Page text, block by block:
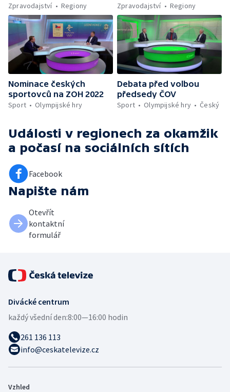
Zpravodajství
Regiony
Zpravodajství
Regiony
Nominace českých
sportovců na ZOH 2022
Sport
Olympijské hry
Debata před volbou
předsedy ČOV
Sport
Olympijské hry Český
Události v regionech za okamžik
a počasí na sociálních sítích
Facebook
Napište nám
Otevřít
kontaktní
formulář
Divácké centrum
každý všední den:8:00—16:00 hodin
261 136 113
info@ceskatelevize.cz
Vzhled